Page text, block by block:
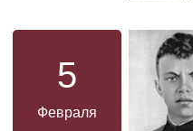
5
Февраля